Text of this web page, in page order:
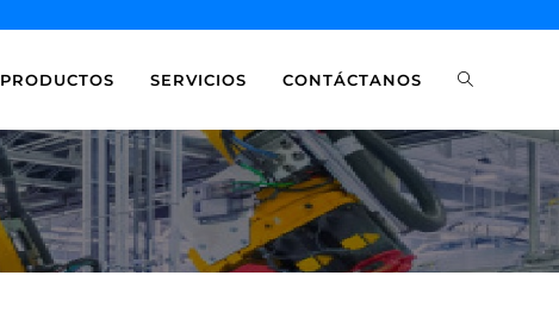
PRODUCTOS SERVICIOS CONTÁCTANOS